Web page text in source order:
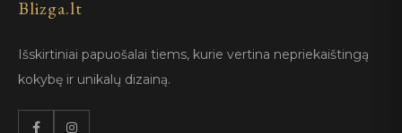
Blizga.lt
Išskirtiniai papuošalai tiems, kurie vertina nepriekaištingą
kokybę ir unikalų dizainą.